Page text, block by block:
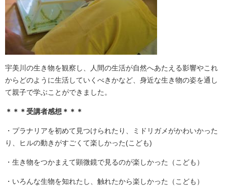
宇美川の生き物を観察し、人間の生活が自然へあたえる影響やこれ
からどのように生活していくべきかなど、身近な生き物の姿を通し
て親子で学ぶことができました。
＊＊＊受講者感想＊＊＊
・プラナリアを初めて見つけられたり、ミドリガメがかわいかった
り、ヒルの動きがすごくて楽しかった(こども)
・生き物をつかまえて顕微鏡で見るのが楽しかった（こども）​
​・いろんな生物を知れたし、触れたから楽しかった（こども）​